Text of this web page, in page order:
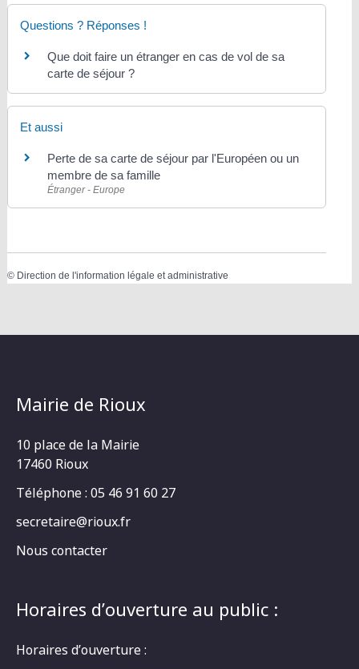
Questions ? Réponses !
Que doit faire un étranger en cas de vol de sa
carte de séjour ?
Et aussi
Perte de sa carte de séjour par l'Européen ou un
membre de sa famille
Étranger - Europe
© Direction de l'information légale et administrative
Mairie de Rioux
10 place de la Mairie
17460 Rioux
Téléphone : 05 46 91 60 27
secretaire@rioux.fr
Nous contacter
Horaires d’ouverture au public :
Horaires d’ouverture :